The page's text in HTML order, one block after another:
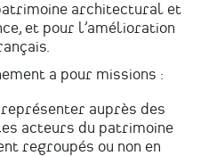
architectural et
et pour l’amélioration
a pour missions :
auprès des
acteurs du patrimoine
regroupés ou non en